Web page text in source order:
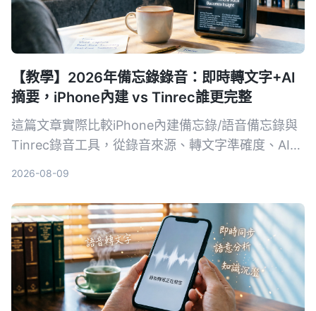
【教學】2026年備忘錄錄音：即時轉文字+AI
摘要，iPhone內建 vs Tinrec誰更完整
這篇文章實際比較iPhone內建備忘錄/語音備忘錄與
Tinrec錄音工具，從錄音來源、轉文字準確度、AI整
2026-08-09